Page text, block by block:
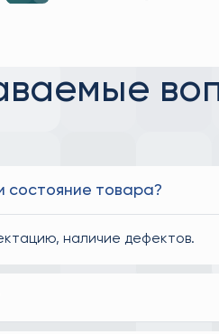
состояние товара?
наличие дефектов.